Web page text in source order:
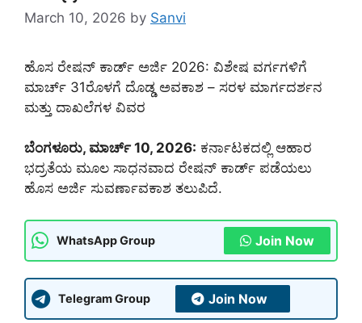
March 10, 2026 by Sanvi
ಹೊಸ ರೇಷನ್ ಕಾರ್ಡ್ ಅರ್ಜಿ 2026: ವಿಶೇಷ ವರ್ಗಗಳಿಗೆ
ಮಾರ್ಚ್ 31ರೊಳಗೆ ದೊಡ್ಡ ಅವಕಾಶ – ಸರಳ ಮಾರ್ಗದರ್ಶನ
ಮತ್ತು ದಾಖಲೆಗಳ ವಿವರ
ಬೆಂಗಳೂರು, ಮಾರ್ಚ್ 10, 2026: ಕರ್ನಾಟಕದಲ್ಲಿ ಆಹಾರ
ಭದ್ರತೆಯ ಮೂಲ ಸಾಧನವಾದ ರೇಷನ್ ಕಾರ್ಡ್ ಪಡೆಯಲು
ಹೊಸ ಅರ್ಜಿ ಸುವರ್ಣಾವಕಾಶ ತಲುಪಿದೆ.
WhatsApp Group Join Now
Telegram Group Join Now